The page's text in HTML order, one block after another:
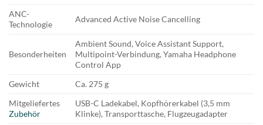
ANC-
Technologie
Advanced Active Noise Cancelling
Besonderheiten
Ambient Sound, Voice Assistant Support,
Multipoint-Verbindung, Yamaha Headphone
Control App
Gewicht
Ca. 275 g
Mitgeliefertes
Zubehör
USB-C Ladekabel, Kopfhörerkabel (3,5 mm
Klinke), Transporttasche, Flugzeugadapter